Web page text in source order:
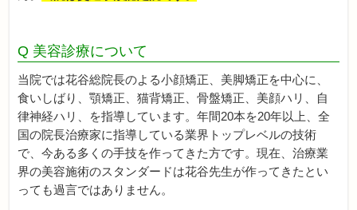
Q 美容診療について
当院では花谷総院長のよる小顔矯正、美脚矯正を中心に、
食いしばり、顎矯正、猫背矯正、骨盤矯正、美顔ハリ、自
律神経ハリ、を指導しています。年間20本を20年以上、全
国の院長治療家に指導している業界トップレベルの技術
で、今ある多くの手技を作ってきた方です。現在、治療業
界の美容施術のスタンダードは花谷先生が作ってきたとい
っても過言ではありません。